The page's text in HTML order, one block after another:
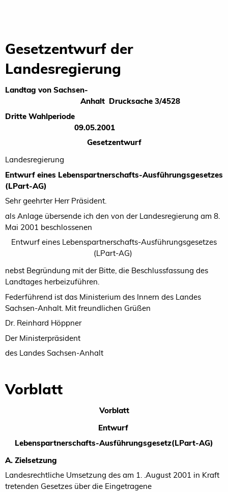
Gesetzentwurf der
Landesregierung
Landtag von Sachsen-
Anhalt Drucksache 3/4528
Dritte Wahlperiode
09.05.2001
Gesetzentwurf
Landesregierung
Entwurf eines Lebenspartnerschafts-Ausführungsgesetzes
(LPart-AG)
Sehr geehrter Herr Präsident.
als Anlage übersende ich den von der Landesregierung am 8.
Mai 2001 beschlossenen
Entwurf eines Lebenspartnerschafts-Ausführungsgesetzes
(LPart-AG)
nebst Begründung mit der Bitte, die Beschlussfassung des
Landtages herbeizuführen.
Federführend ist das Ministerium des Innern des Landes
Sachsen-Anhalt. Mit freundlichen Grüßen
Dr. Reinhard Höppner
Der Ministerpräsident
des Landes Sachsen-Anhalt
Vorblatt
Vorblatt
Entwurf
Lebenspartnerschafts-Ausführungsgesetz(LPart-AG)
A. Zielsetzung
Landesrechtliche Umsetzung des am 1. .August 2001 in Kraft
tretenden Gesetzes über die Eingetragene